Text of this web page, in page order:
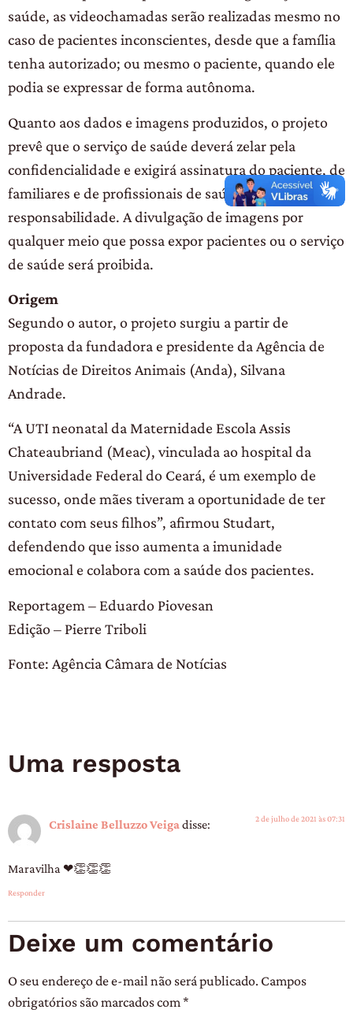
saúde, as videochamadas serão realizadas mesmo no
caso de pacientes inconscientes, desde que a família
tenha autorizado; ou mesmo o paciente, quando ele
podia se expressar de forma autônoma.
Quanto aos dados e imagens produzidos, o projeto
prevê que o serviço de saúde deverá zelar pela
confidencialidade e exigirá assinatura do paciente, de
familiares e de profissionais de saúde em termo de
responsabilidade. A divulgação de imagens por
qualquer meio que possa expor pacientes ou o serviço
de saúde será proibida.
Origem
Segundo o autor, o projeto surgiu a partir de
proposta da fundadora e presidente da Agência de
Notícias de Direitos Animais (Anda), Silvana
Andrade.
“A UTI neonatal da Maternidade Escola Assis
Chateaubriand (Meac), vinculada ao hospital da
Universidade Federal do Ceará, é um exemplo de
sucesso, onde mães tiveram a oportunidade de ter
contato com seus filhos”, afirmou Studart,
defendendo que isso aumenta a imunidade
emocional e colabora com a saúde dos pacientes.​
Reportagem – Eduardo Piovesan
Edição – Pierre Triboli
Fonte: Agência Câmara de Notícias
Uma resposta
Crislaine Belluzzo Veiga disse: 2 de julho de 2021 às 07:31
Maravilha ❤👏👏👏
Responder
Deixe um comentário
O seu endereço de e-mail não será publicado. Campos
obrigatórios são marcados com*